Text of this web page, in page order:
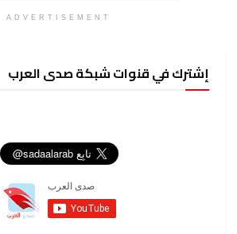
ADVERTISEMENT
إشترك في قنوات شبكة صدى العرب